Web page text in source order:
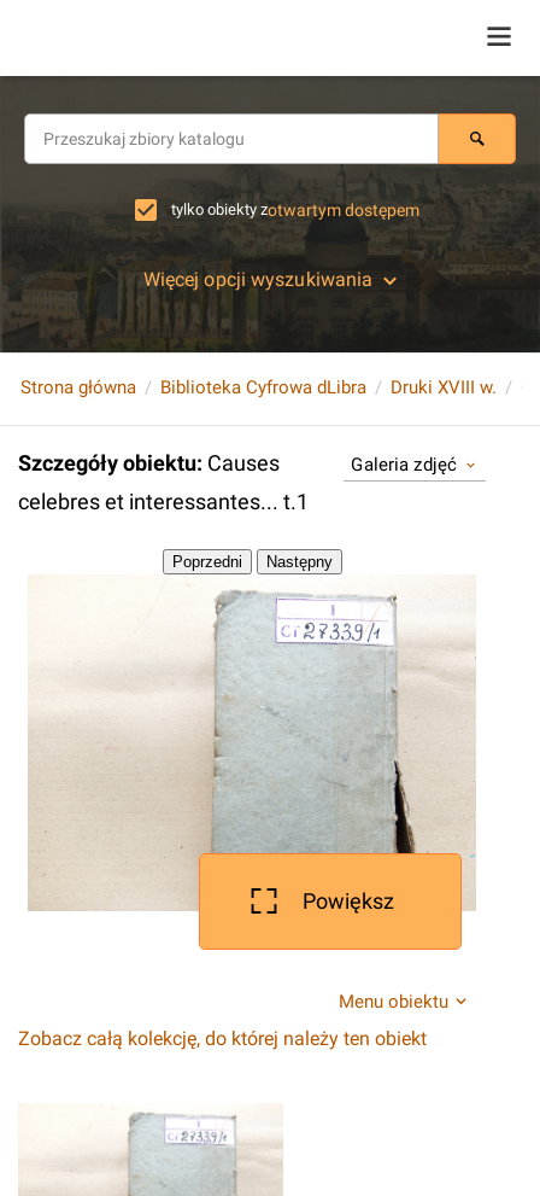
tylko obiekty zotwartym dostępem
Więcej opcji wyszukiwania
Strona główna Biblioteka Cyfrowa dLibra Druki XVIII w.
Szczegóły obiektu: Causes
celebres et interessantes... t.1
Galeria zdjęć
Powiększ
Menu obiektu
Zobacz całą kolekcję, do której należy ten obiekt